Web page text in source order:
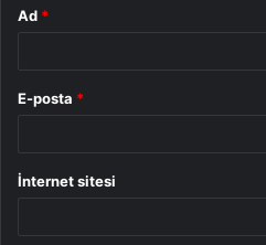
Ad *
E-posta *
İnternet sitesi